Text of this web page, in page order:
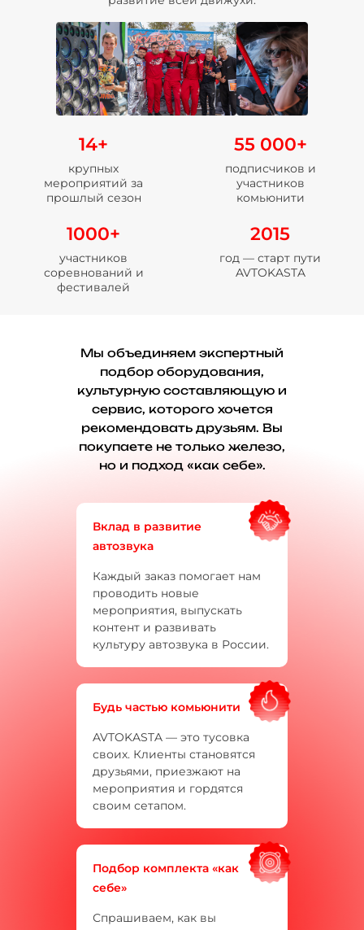
14+
крупных
мероприятий за
прошлый сезон
55 000+
подписчиков и
участников
комьюнити
1000+
участников
соревнований и
фестивалей
2015
год — старт пути
AVTOKASTA
Мы объединяем экспертный
подбор оборудования,
культурную составляющую и
сервис, которого хочется
рекомендовать друзьям. Вы
покупаете не только железо,
но и подход «как себе».
Вклад в развитие
автозвука
Каждый заказ помогает нам
проводить новые
мероприятия, выпускать
контент и развивать
культуру автозвука в России.
Будь частью комьюнити
AVTOKASTA — это тусовка
своих. Клиенты становятся
друзьями, приезжают на
мероприятия и гордятся
своим сетапом.
Подбор комплекта «как
себе»
Спрашиваем, как вы